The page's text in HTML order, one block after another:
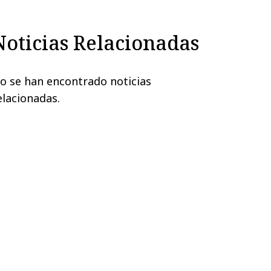
Relacionadas
se han encontrado noticias